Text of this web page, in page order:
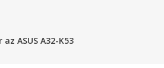
ASUS A32-K53